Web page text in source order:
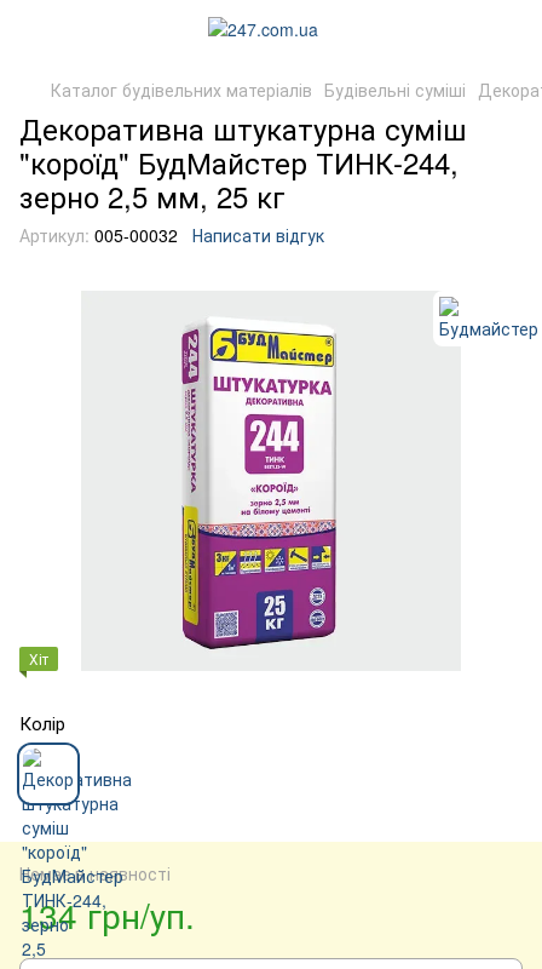
Каталог будівельних матеріалів Будівельні суміші
Декоративна штукатурна суміш
"короїд" БудМайстер ТИНК-244,
зерно 2,5 мм, 25 кг
Артикул: 005-00032 Написати відгук
Хіт
Колір
Немає в наявності
134 грн/уп.